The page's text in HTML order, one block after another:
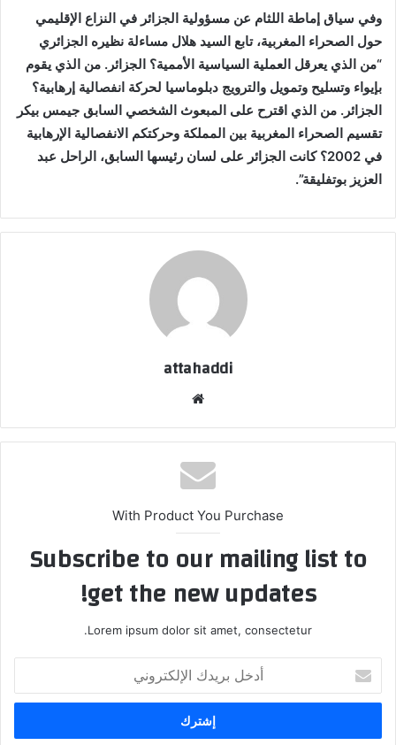
وفي سياق إماطة اللثام عن مسؤولية الجزائر في النزاع الإقليمي
حول الصحراء المغربية، تابع السيد هلال مساءلة نظيره الجزائري
“من الذي يعرقل العملية السياسية الأممية؟ الجزائر. من الذي يقوم
بإيواء وتسليح وتمويل والترويج دبلوماسيا لحركة انفصالية إرهابية؟
الجزائر. من الذي اقترح على المبعوث الشخصي السابق جيمس بيكر
تقسيم الصحراء المغربية بين المملكة وحركتكم الانفصالية الإرهابية
في 2002؟ كانت الجزائر على لسان رئيسها السابق، الراحل عبد
العزيز بوتفليقة”.
attahaddi
With Product You Purchase
Subscribe to our mailing list to
get the new updates!
Lorem ipsum dolor sit amet, consectetur.
بريدك
الإلكتروني